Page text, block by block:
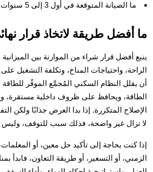
ما الصيانة المتوقعة في أول 3 إلى 5 سنوات؟
ما أفضل طريقة لاتخاذ قرار
ينبع أفضل قرار شراء من الموازنة بين الميزانية
الراحة، واحتياجات المناخ، وتكلفة التشغيل
أن يقلل النظام السكني المُجمَّع الموفّر
الطاقة، ويحافظ على ظروف داخلية مستقرة،
الإصلاح المتكررة. إذا بدا العرض جذابًا ولكن
لا تزال غير واضحة، فذلك سبب للتوقف، وليس
إذا كنت بحاجة إلى تأكيد حل معين، أو المعلمات،
الزمني، أو التسعير، أو طريقة التعاون، فابدأ